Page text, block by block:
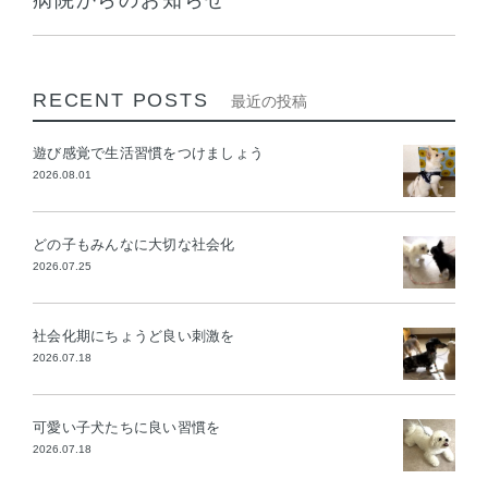
RECENT POSTS 最近の投稿
遊び感覚で生活習慣をつけましょう
2026.08.01
どの子もみんなに大切な社会化
2026.07.25
社会化期にちょうど良い刺激を
2026.07.18
可愛い子犬たちに良い習慣を
2026.07.18